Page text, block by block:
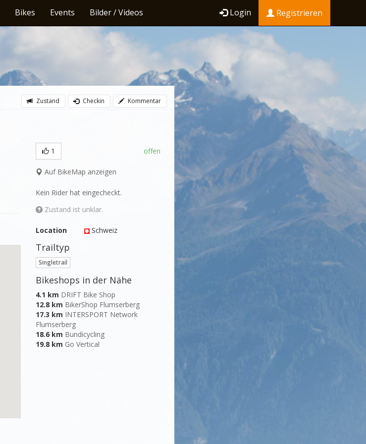
Bikes Events Bilder / Videos Login Registrieren
Zustand Checkin Kommentar
1 offen
Auf BikeMap anzeigen
Kein Rider hat eingecheckt.
Zustand ist unklar.
Location Schweiz
Trailtyp
Singletrail
Bikeshops in der Nähe
4.1 km DRIFT Bike Shop
12.8 km BikerShop Flumserberg
17.3 km INTERSPORT Network
Flumserberg
18.6 km Bundicycling
19.8 km Go Vertical